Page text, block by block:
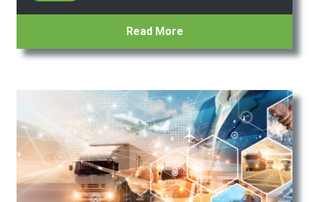
Read More